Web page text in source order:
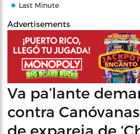
Last Minute
Advertisements
Va pa’lante
contra
de expareja de